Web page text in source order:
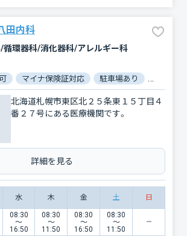
田内科
循環器科/消化器科/アレルギー科
マイナ保険証対応 駐車場あり
北海道札幌市東区北２５条東１５丁目４
番２７号にある医療機関です。
詳細を見る
水 木 金 土 日
08:30
〜
16:50
08:30
〜
11:50
08:30
〜
16:50
08:30
〜
11:50